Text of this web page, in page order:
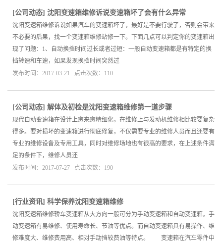
[公司动态] 沈阳变速箱维修诉说变速箱坏了会有什么异常
沈阳变速箱维修诉说如果汽车的变速箱坏了，最好是不要行驶了，否则会带来
不必要的后果，找一个变速箱维修站修一下。下面几点可以判定你的变速箱出
现了问题：1、自动换挡时间过长或者过短：一般自动变速箱都是有特定的换
挡转速和车速，如果发现换挡时间突然过
发布时间：2017-03-21 点击次数：110
[公司动态] 解体及初检是沈阳变速箱维修第一道步骤
现代自动变速箱在设计上愈来愈精细化，在维修上与发动机维修相比较要复杂
得多。要对损坏的变速箱进行彻底修复，不仅需要专业的维修人员而且还要有
专业的维修设备及专用工具，同时对维修场地也有很高的要求，在上述条件满
足的条件下，维修人员还
发布时间：2017-07-27 点击次数：190
[行业资讯] 科学保养沈阳变速箱维修
沈阳变速箱维修轿车变速箱从大方向一般可分为手动变速箱和自动变速箱。手
动变速箱有易维修、使用寿命长、节油等优点。而自动变速箱具有易操作、维
修难度大、维修费用高、相对手动挡较费油等特点。 变速箱在汽车零件中